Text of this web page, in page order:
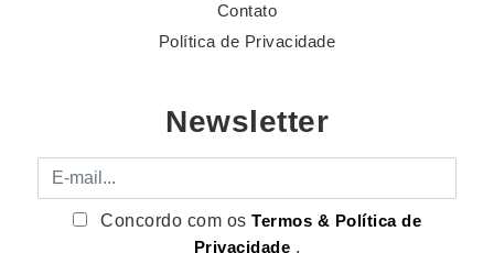
Contato
Política de Privacidade
Newsletter
E-mail
Concordo com osTermos & Política de
Privacidade .